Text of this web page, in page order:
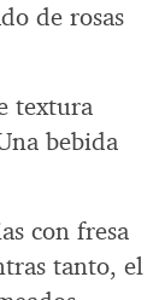
de rosas
textura
bebida
con fresa
tanto, el